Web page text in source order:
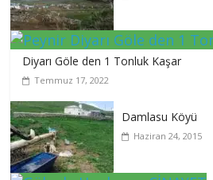
Diyarı Göle den 1 Tonluk Kaşar
Temmuz 17, 2022
Damlasu Köyü
Haziran 24, 2015